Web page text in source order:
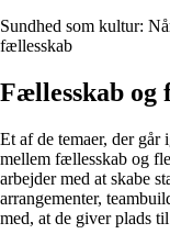
Sundhed som kultur:
fællesskab
Fællesskab
Et af de temaer, der går
mellem fællesskab og
arbejder med at skabe
arrangementer,
med, at de giver plads